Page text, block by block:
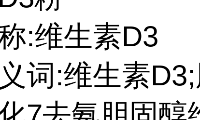
:维生素D3
词:维生素